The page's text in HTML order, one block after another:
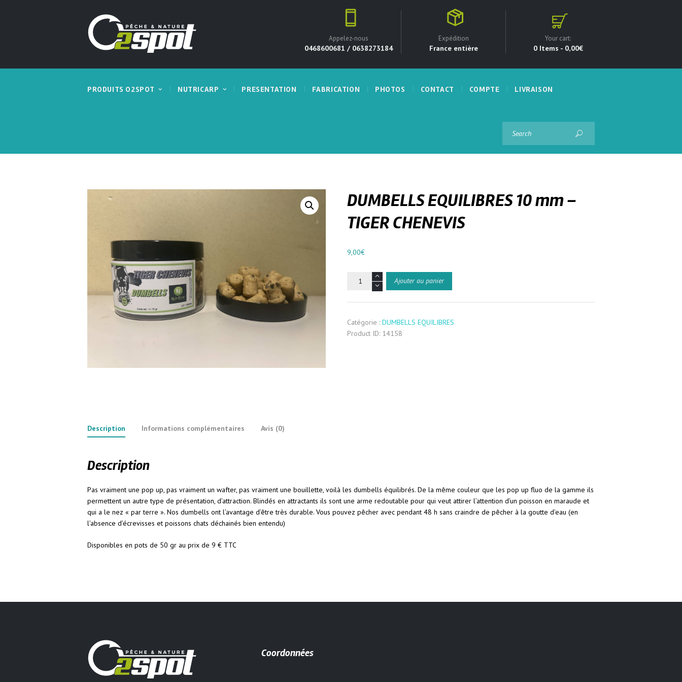
Appelez-nous
0468600681 / 0638273184
Expédition
France entière
Your cart:
0 Items - 0,00€
PRODUITS O2SPOT NUTRICARP PRESENTATION FABRICATION PHOTOS CONTACT COMPTE LIVRAISON
DUMBELLS EQUILIBRES 10 mm –
TIGER CHENEVIS
9,00€
DUMBELLS
10
-
TIGER
CHENEVIS
Ajouter au panier
Catégorie : DUMBELLS EQUILIBRES
Product ID: 14158
Description Informations complémentaires Avis (0)
Description
Pas vraiment une pop up, pas vraiment un wafter, pas vraiment une bouillette, voilà les dumbells équilibrés. De la même couleur que les pop up fluo de la gamme ils
permettent un autre type de présentation, d’attraction. Blindés en attractants ils sont une arme redoutable pour qui veut attirer l’attention d’un poisson en maraude et
qui a le nez « par terre ». Nos dumbells ont l’avantage d’être très durable. Vous pouvez pêcher avec pendant 48 h sans craindre de pêcher à la goutte d’eau (en
l’absence d’écrevisses et poissons chats déchainés bien entendu)
Disponibles en pots de 50 gr au prix de 9 € TTC
Coordonnées